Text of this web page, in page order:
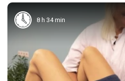
8 h 34 min